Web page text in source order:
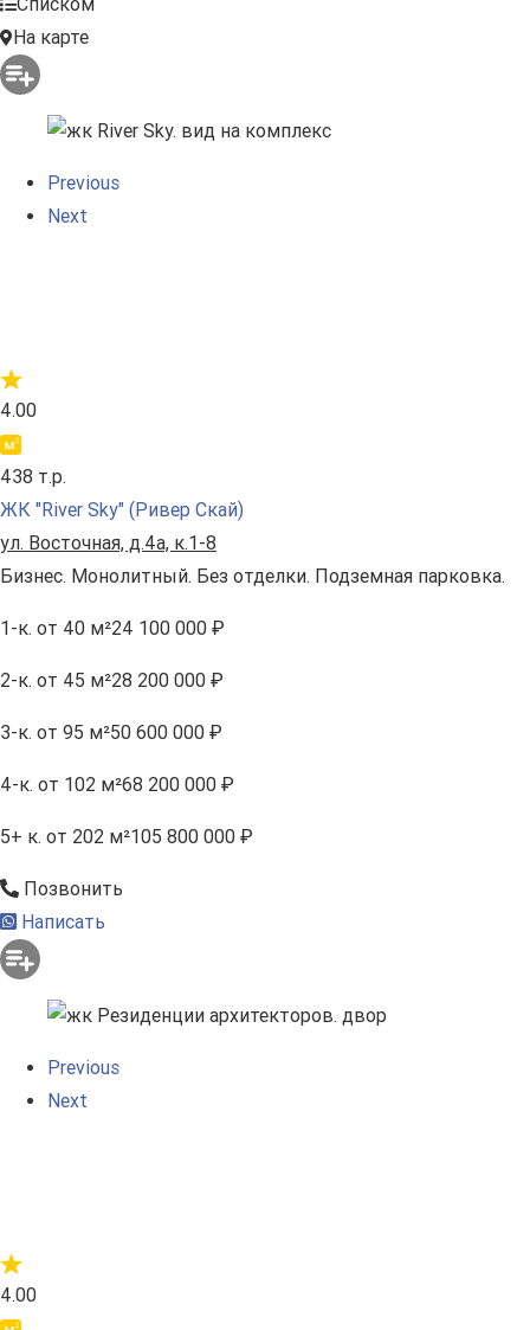
рефинансирование кредитов по ипотеке.
На карте
Previous
Next
4.00
438 т.р.
ЖК "River Sky" (Ривер Скай)
ул. Восточная, д.4а, к.1-8
Бизнес. Монолитный. Без отделки. Подземная парковка.
1-к. от 40 м²24 100 000 ₽
2-к. от 45 м²28 200 000 ₽
3-к. от 95 м²50 600 000 ₽
4-к. от 102 м²68 200 000 ₽
5+ к. от 202 м²105 800 000 ₽
Позвонить
Написать
Previous
Next
4.00